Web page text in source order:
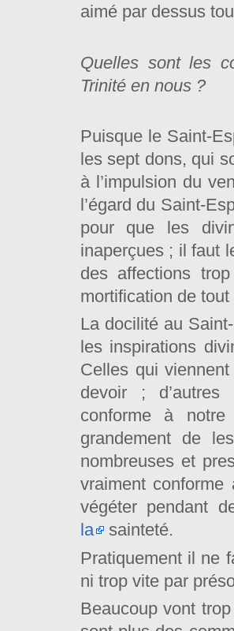
aimé par dessus
Quelles sont les
Trinité en nous ?
Puisque le Saint-
les sept dons, qui
à l’impulsion du
l’égard du Saint-
pour que les
inaperçues ; il faut
des affections
mortification de
La docilité au
les inspirations
Celles qui
devoir ; d’autres
conforme à
grandement de
nombreuses et
vraiment
végéter pendant
la sainteté.
Pratiquement il ne
ni trop vite par
Beaucoup vont